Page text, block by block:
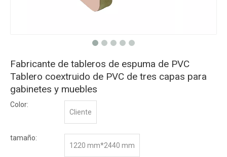
Fabricante de tableros de espuma de PVC
Tablero coextruido de PVC de tres capas para
gabinetes y muebles
Color:
Cliente
tamaño:
1220 mm*2440 mm